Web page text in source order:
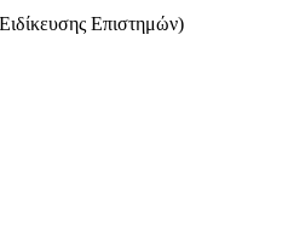
Επιστημών)